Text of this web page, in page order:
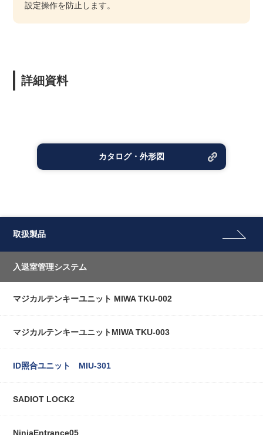
設定操作を防止します。
詳細資料
カタログ・外形図
取扱製品
入退室管理システム
マジカルテンキーユニット MIWA TKU-002
マジカルテンキーユニットMIWA TKU-003
ID照合ユニット MIU-301
SADIOT LOCK2
NinjaEntrance05